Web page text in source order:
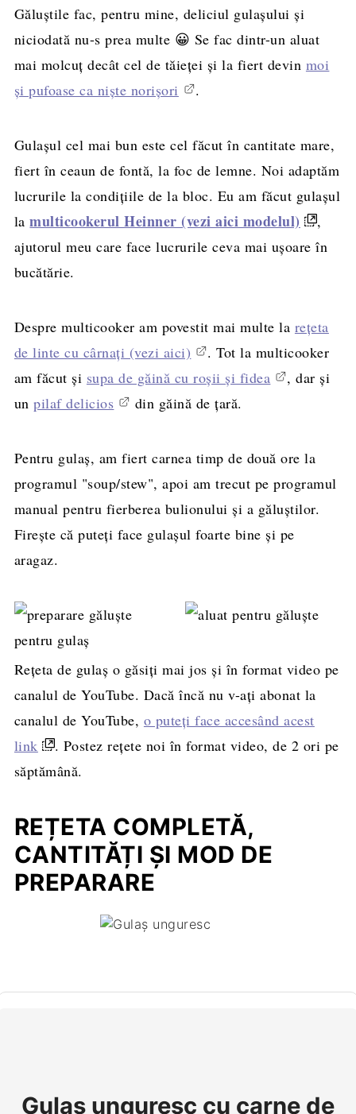
Găluștile fac, pentru mine, deliciul gulașului și
niciodată nu-s prea multe 😀 Se fac dintr-un aluat
mai molcuț decât cel de tăieței și la fiert devin moi
și pufoase ca niște norișori
.
Gulașul cel mai bun este cel făcut în cantitate mare,
fiert în ceaun de fontă, la foc de lemne. Noi adaptăm
lucrurile la condițiile de la bloc. Eu am făcut gulașul
lamulticookerul Heinner (vezi aici modelul)
,
ajutorul meu care face lucrurile ceva mai ușoare în
bucătărie.
Despre multicooker am povestit mai multe la rețeta
de linte cu cârnați (vezi aici)
. Tot la multicooker
am făcut și supa de găină cu roșii și fidea
, dar și
unpilaf delicios din găină de țară.
Pentru gulaș, am fiert carnea timp de două ore la
programul "soup/stew", apoi am trecut pe programul
manual pentru fierberea bulionului și a găluștilor.
Firește că puteți face gulașul foarte bine și pe
aragaz.
Rețeta de gulaș o găsiți mai jos și în format video pe
canalul de YouTube. Dacă încă nu v-ați abonat la
canalul de YouTube, o puteți face accesând acest
link
. Postez rețete noi în format video, de 2 ori pe
săptămână.
REȚETA COMPLETĂ,
CANTITĂȚI ȘI MOD DE
PREPARARE
Gulaș unguresc cu carne de